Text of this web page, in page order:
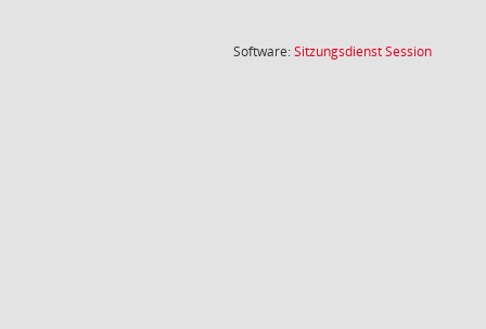
Software:SitzungsdienstSession(Wird in